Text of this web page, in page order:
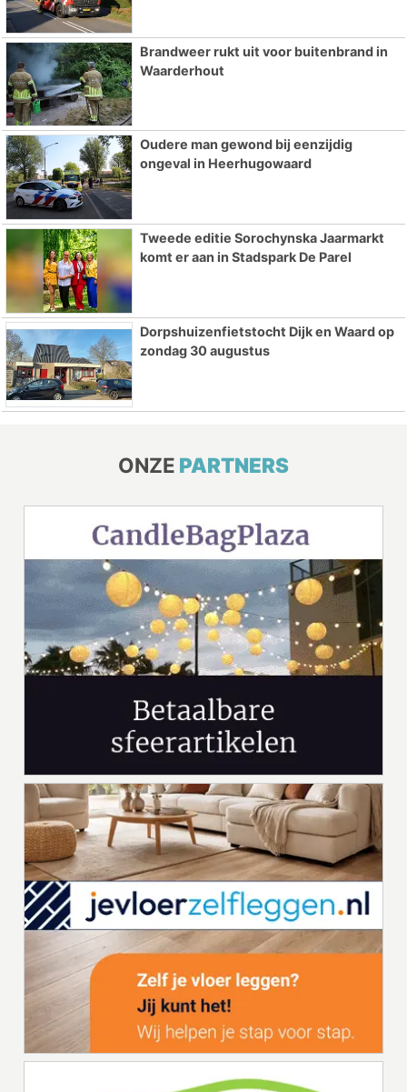
Brandweer rukt uit voor buitenbrand in
Waarderhout
Oudere man gewond bij eenzijdig
ongeval in Heerhugowaard
Tweede editie Sorochynska Jaarmarkt
komt er aan in Stadspark De Parel
Dorpshuizenfietstocht Dijk en Waard op
zondag 30 augustus
ONZE PARTNERS